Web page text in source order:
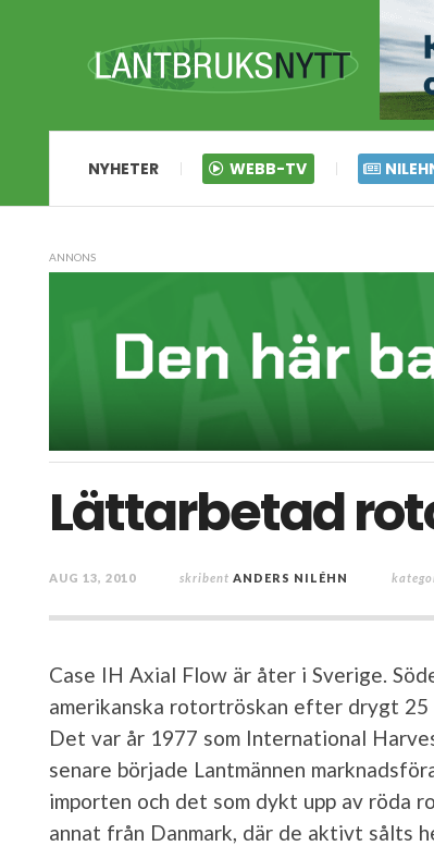
NYHETER WEBB-TV
ANNONS
Lättarbetad
AUG 13, 2010 skribent ANDERS NILÉHN
Case IH Axial Flow är åter i Sverige.
amerikanska rotortröskan efter drygt 25
Det var år 1977 som International
senare började Lantmännen
importen och det som dykt upp av röda
annat från Danmark, där de aktivt sålts